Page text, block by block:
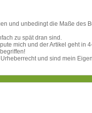
und unbedingt die Maße des
zu spät dran sind.
mich und der Artikel geht
und sind mein